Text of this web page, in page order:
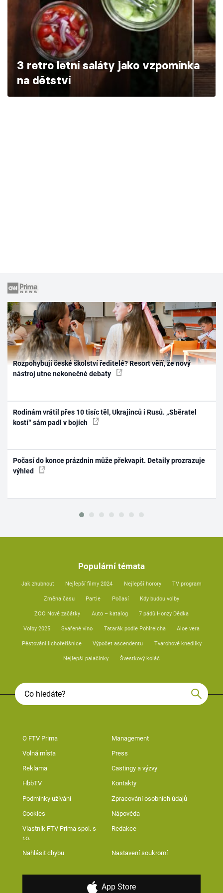
Škola vaření
Recepty z TV
Speciál: Cuketa
Těhotnej kuchař
3 retro letní saláty jako vzpomínka
na dětství
Rozpohybují české školství ředitelé? Resort věří, že nový
nástroj utne nekonečné debaty
Rodinám vrátil přes 10 tisíc těl, Ukrajinců i Rusů. „Sběratel
kostí“ sám padl v bojích
Počasí do konce prázdnin může překvapit. Detaily prozrazuje
výhled
Populární témata
Jak zhubnout Nejlepší filmy 2024 Nejlepší horory TV program
Změna času Partie Počasí Kdy budou volby
ZOO Nové začátky Auto – katalog 7 pádů Honzy Dědka
Volby 2025 Svařené víno Tatarák podle Pohlreicha Aloe vera
Pěstování lichořeřišnice Výpočet ascendentu Tvarohové knedlíky
Nejlepší palačinky Švestkový koláč
O FTV Prima Management
Volná místa Press
Reklama Castingy a výzvy
HbbTV Kontakty
Podmínky užívání Zpracování osobních údajů
Cookies Nápověda
Vlastník FTV Prima spol. s
r.o.
Redakce
Nahlásit chybu Nastavení soukromí
App Store